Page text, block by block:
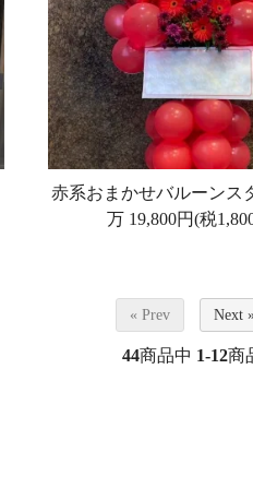
赤系おまかせバルーンス
万19,800円(税
« Prev Next
44商品中 1-12商